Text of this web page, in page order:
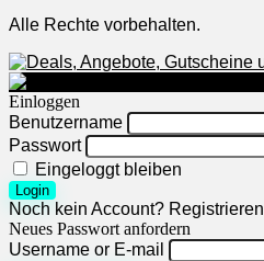
Alle Rechte vorbehalten.
Einloggen
Benutzername
Passwort
Eingeloggt bleiben
Login
Noch kein Account? Registrieren
Neues Passwort anfordern
Username or E-mail